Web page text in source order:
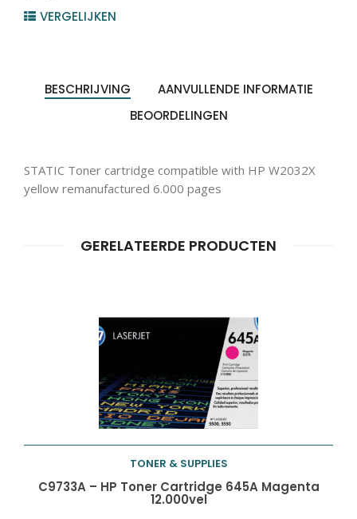
VERGELIJKEN
BESCHRIJVING
AANVULLENDE INFORMATIE
BEOORDELINGEN
STATIC Toner cartridge compatible with HP W2032X
yellow remanufactured 6.000 pages
GERELATEERDE PRODUCTEN
Toevoegen aan
TONER & SUPPLIES
C9733A – HP Toner Cartridge 645A Magenta
12.000vel
Producten
zoeken ZOEKEN